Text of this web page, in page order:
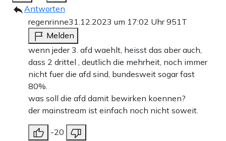
Antworten
regenrinne31.12.2023 um 17:02 Uhr951T
Melden
wenn jeder 3. afd waehlt, heisst das aber auch,
dass 2 drittel , deutlich die mehrheit, noch immer
nicht fuer die afd sind, bundesweit sogar fast
80%.
was soll die afd damit bewirken koennen?
der mainstream ist einfach noch nicht soweit.
-20